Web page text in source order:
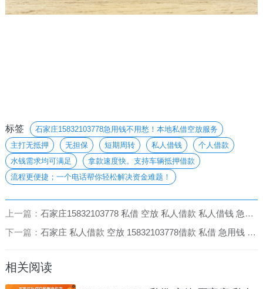
标签
石家庄15832103778急用钱不用愁！本地私借空放服务
主打无抵押
无担保 短期周转 私人借钱
个人借款
水钱需求均可满足
拿款速度快。支持车辆抵押借款
流程更便捷；一个电话帮你轻松解决资金难题！
上一篇：石家庄15832103778 私借 空放 私人借款 私人借钱 急用钱 无抵押 无担保 拿款快 一个电话上门办理 车辆抵押借款更快捷！
下一篇：石家庄 私人借款 空放 15832103778借款 私借 急用钱 个人借款 小额贷款 无抵押 当天下款！
相关阅读